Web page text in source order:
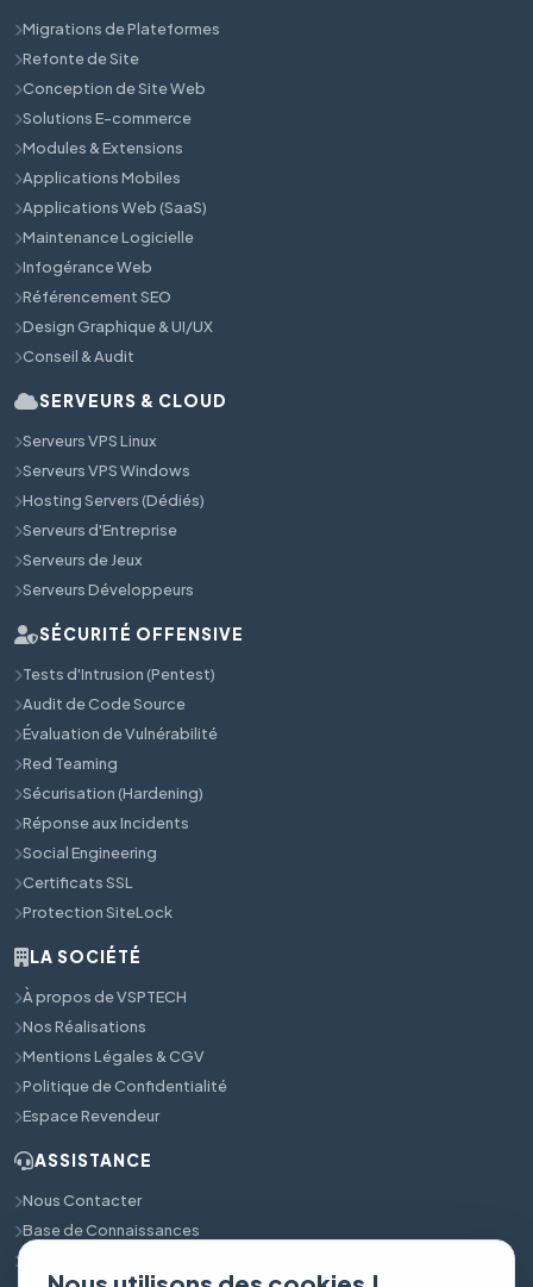
Migrations de Plateformes
Refonte de Site
Conception de Site Web
Solutions E-commerce
Modules & Extensions
Applications Mobiles
Applications Web (SaaS)
Maintenance Logicielle
Infogérance Web
Référencement SEO
Design Graphique & UI/UX
Conseil & Audit
SERVEURS & CLOUD
Serveurs VPS Linux
Serveurs VPS Windows
Hosting Servers (Dédiés)
Serveurs d'Entreprise
Serveurs de Jeux
Serveurs Développeurs
SÉCURITÉ OFFENSIVE
Tests d'Intrusion (Pentest)
Audit de Code Source
Évaluation de Vulnérabilité
Red Teaming
Sécurisation (Hardening)
Réponse aux Incidents
Social Engineering
Certificats SSL
Protection SiteLock
LA SOCIÉTÉ
À propos de VSPTECH
Nos Réalisations
Mentions Légales & CGV
Politique de Confidentialité
Espace Revendeur
ASSISTANCE
Nous Contacter
Base de Connaissances